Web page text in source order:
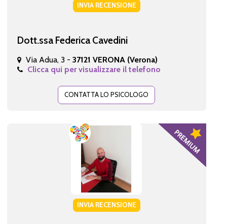
INVIA RECENSIONE
Dott.ssa Federica Cavedini
Via Adua, 3 - 37121 VERONA (Verona)
Clicca qui per visualizzare il telefono
CONTATTA LO PSICOLOGO
INVIA RECENSIONE